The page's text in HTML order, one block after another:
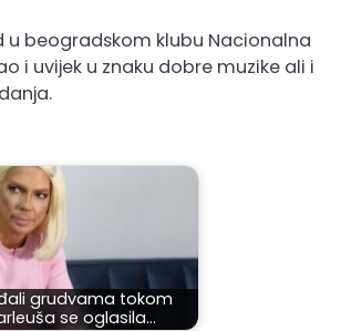
u beogradskom klubu Nacionalna
i uvijek u znaku dobre muzike ali i
grudvama tokom
se oglasila…